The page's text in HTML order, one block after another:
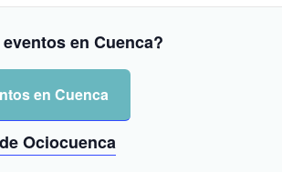
en Cuenca?
en Cuenca
Ociocuenca